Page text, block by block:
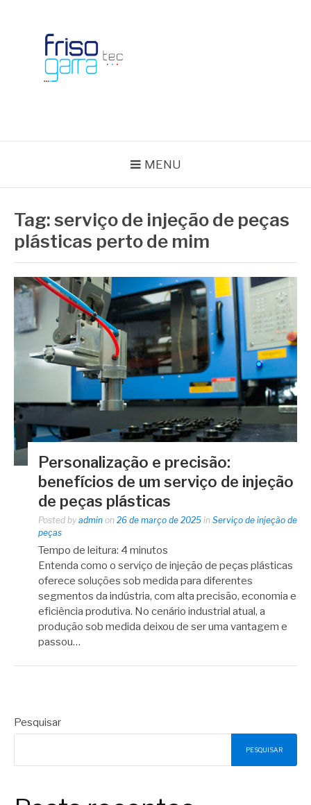
MENU
Tag:serviço de injeção de peças
plásticas perto de mim
Personalização e precisão:
benefícios de um serviço de injeção
de peças plásticas
Posted by admin on 26 de março de 2025 in Serviço de injeção de
peças
Tempo de leitura: 4 minutos
Entenda como o serviço de injeção de peças plásticas
oferece soluções sob medida para diferentes
segmentos da indústria, com alta precisão, economia e
eficiência produtiva. No cenário industrial atual, a
produção sob medida deixou de ser uma vantagem e
passou…
Pesquisar
PESQUISAR